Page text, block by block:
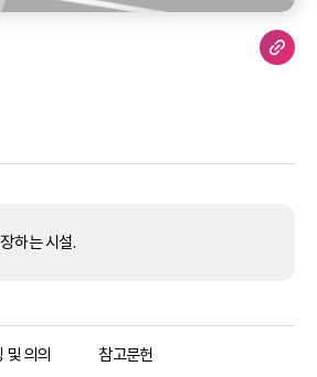
하는 시설.
및 의의 참고문헌